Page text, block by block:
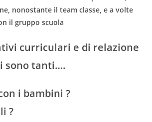
nonostante il team classe, e a volte
il gruppo scuola
curriculari e di relazione
sono tanti….
i bambini ?
?